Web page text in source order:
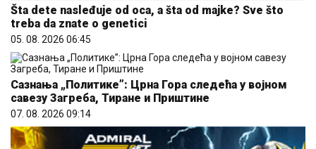
Šta dete nasleđuje od oca, a šta od majke? Sve što
treba da znate o genetici
05. 08. 2026 06:45
Сазнања „Политике”: Црна Гора следећа у војном
савезу Загреба, Тиране и Приштине
07. 08. 2026 09:14